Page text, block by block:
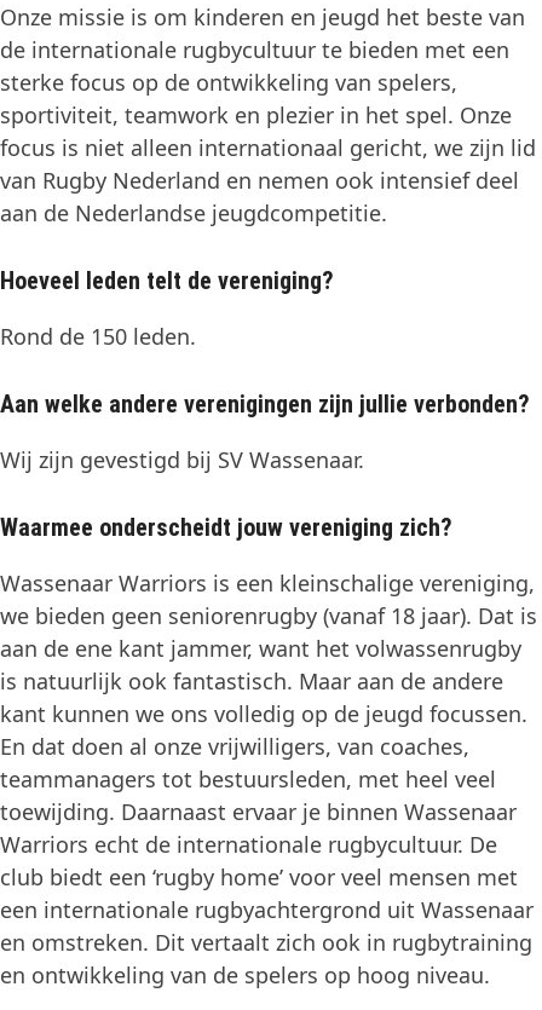
Onze missie is om kinderen en jeugd het beste van
de internationale rugbycultuur te bieden met een
sterke focus op de ontwikkeling van spelers,
sportiviteit, teamwork en plezier in het spel. Onze
focus is niet alleen internationaal gericht, we zijn lid
van Rugby Nederland en nemen ook intensief deel
aan de Nederlandse jeugdcompetitie.
Hoeveel leden telt de vereniging?
Rond de 150 leden.
Aan welke andere verenigingen zijn jullie verbonden?
Wij zijn gevestigd bij SV Wassenaar.
Waarmee onderscheidt jouw vereniging zich?
Wassenaar Warriors is een kleinschalige vereniging,
we bieden geen seniorenrugby (vanaf 18 jaar). Dat is
aan de ene kant jammer, want het volwassenrugby
is natuurlijk ook fantastisch. Maar aan de andere
kant kunnen we ons volledig op de jeugd focussen.
En dat doen al onze vrijwilligers, van coaches,
teammanagers tot bestuursleden, met heel veel
toewijding. Daarnaast ervaar je binnen Wassenaar
Warriors echt de internationale rugbycultuur. De
club biedt een ‘rugby home’ voor veel mensen met
een internationale rugbyachtergrond uit Wassenaar
en omstreken. Dit vertaalt zich ook in rugbytraining
en ontwikkeling van de spelers op hoog niveau.